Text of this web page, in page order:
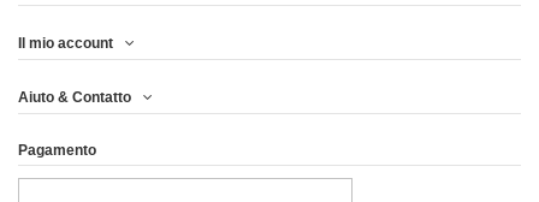
D'ARGENTO DA 1 OZ...
91,63 €
Il mio account
Aiuto & Contatto
Pagamento